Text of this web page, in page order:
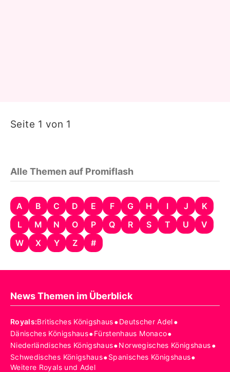
Seite 1 von 1
Alle Themen auf Promiflash
A B C D E F G H I J
K
L
M N O P Q R S T U
V
W
X Y Z #
News Themen im Überblick
Royals:Britisches Königshaus•Deutscher Adel•
Dänisches Königshaus•Fürstenhaus Monaco•
Niederländisches Königshaus•Norwegisches Königshaus•
Schwedisches Königshaus•Spanisches Königshaus•
Weitere Royals und Adel